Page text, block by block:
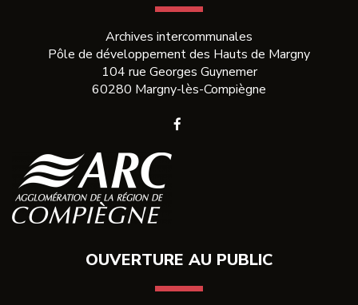
Archives intercommunales
Pôle de développement des Hauts de Margny
104 rue Georges Guynemer
60280 Margny-lès-Compiègne
OUVERTURE AU PUBLIC